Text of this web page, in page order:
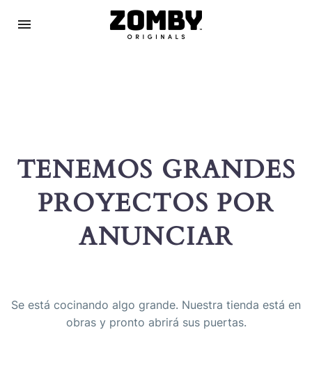
TENEMOS GRANDES
PROYECTOS POR
ANUNCIAR
Se está cocinando algo grande. Nuestra tienda está en
obras y pronto abrirá sus puertas.